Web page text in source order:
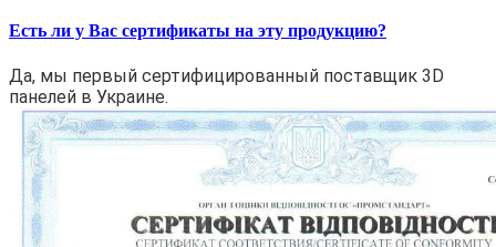
Есть ли у Вас сертификаты на эту продукцию?
Да, мы первый сертифицированный поставщик 3D
панелей в Украине.